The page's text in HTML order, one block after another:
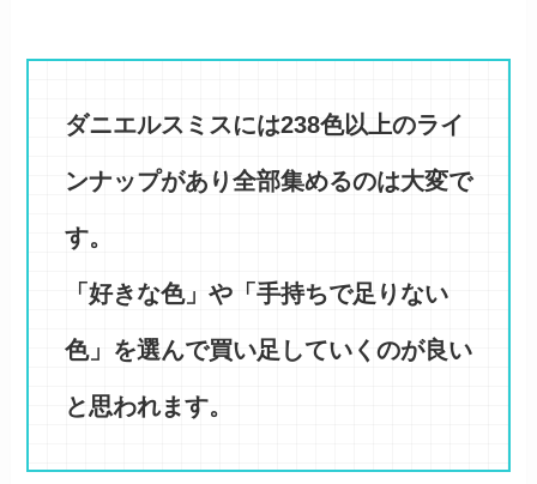
ダニエルスミスには238色以上のライ
ンナップがあり全部集めるのは大変で
す。
「好きな色」や「手持ちで足りない
色」を選んで買い足していくのが良い
と思われます。